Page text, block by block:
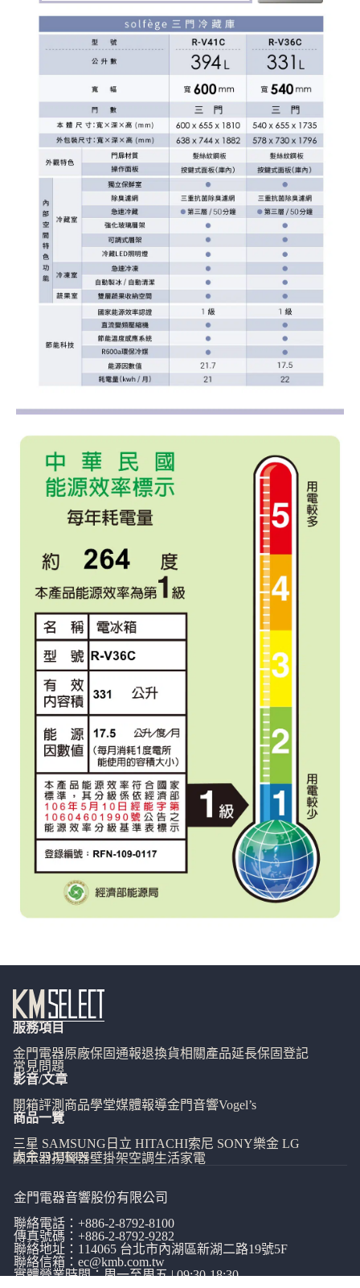
服務項目
金門電器原廠保固通報退換貨相關產品延長保固登記
常見問題
影音/文章
開箱評測 商品學堂媒體報導金門音響Vogel’s
商品一覽
三星 SAMSUNG 日立 HITACHI索尼 SONY樂金 LG
大金 DAIKIN
顯示器揚聲器壁掛架空調生活家電
金門電器音響股份有限公司
聯絡電話： +886-2-8792-8100
傳真號碼：+886-2-8792-9282
聯絡地址：114065 台北市內湖區新湖二路19號5F
聯絡信箱： ec@kmb.com.tw
實體營業時間：周一至周五 | 09:30-18:30